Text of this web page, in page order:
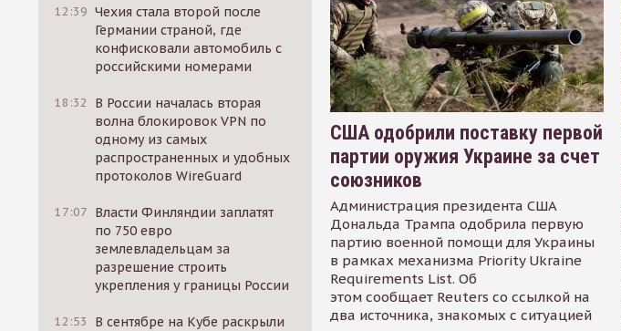
12:39 Чехия стала второй после
Германии страной, где
конфисковали автомобиль с
российскими номерами
18:32
В России началась вторая
волна блокировок VPN по
одному из самых
распространенных и удобных
протоколов WireGuard
17:07 Власти Финляндии заплатят
по 750 евро
землевладельцам за
разрешение строить
укрепления у границы России
12:53
В сентябре на Кубе раскрыли
США одобрили поставку первой
партии оружия Украине за счет
союзников
Администрация президента США
Дональда Трампа одобрила первую
партию военной помощи для Украины
в рамках механизма Priority Ukraine
Requirements List. Об
этом сообщает Reuters со ссылкой на
два источника, знакомых с ситуацией